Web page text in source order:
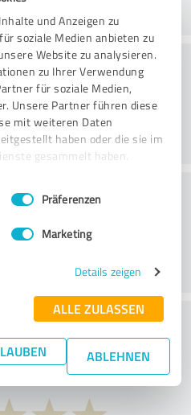
und Anzeigen zu
soziale Medien anbieten zu
Website zu analysieren.
zu Ihrer Verwendung
für soziale Medien,
Unsere Partner führen diese
mit weiteren Daten
haben oder die sie im
gesammelt haben.
Präferenzen
Marketing
Details zeigen
ALLE ZULASSEN
ABLEHNEN
ao cliente
da relação